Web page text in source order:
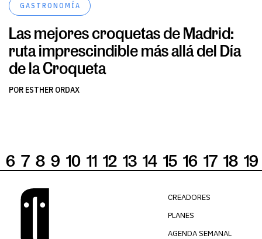
GASTRONOMÍA
Las mejores croquetas de Madrid:
ruta imprescindible más allá del Día
de la Croqueta
POR ESTHER ORDAX
6 7 8 9 10 11 12 13 14 15 16 17 18 19
CREADORES
PLANES
AGENDA SEMANAL